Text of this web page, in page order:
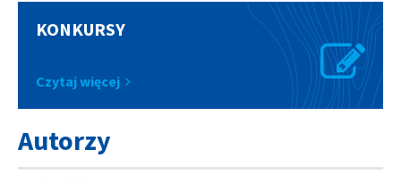
KONKURSY
Czytaj więcej
Autorzy